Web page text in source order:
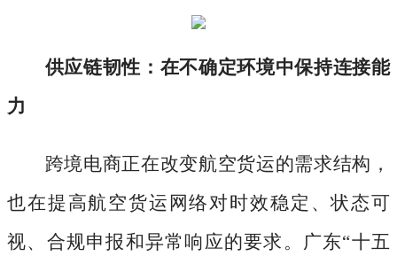
供应链韧性：在不确定环境中保持连接能
力
跨境电商正在改变航空货运的需求结构，
也在提高航空货运网络对时效稳定、状态可
视、合规申报和异常响应的要求。广东“十五